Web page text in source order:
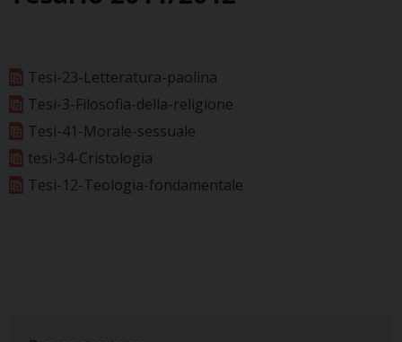
Tesi-23-Letteratura-paolina
Tesi-3-Filosofia-della-religione
Tesi-41-Morale-sessuale
tesi-34-Cristologia
Tesi-12-Teologia-fondamentale